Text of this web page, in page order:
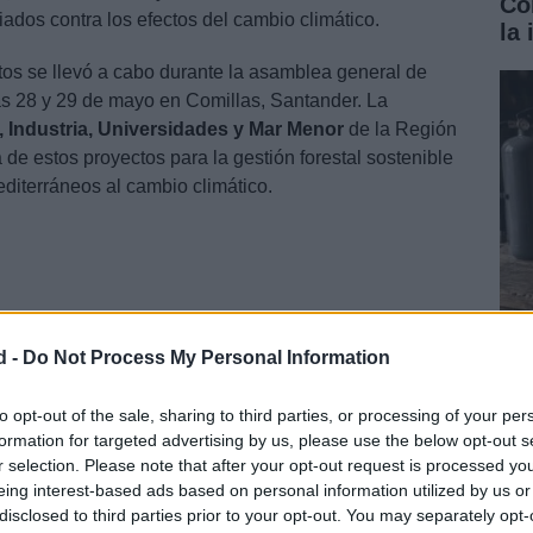
- Do Not Process My Personal Information
opt-out of the sale, sharing to third parties, or processing of your
for targeted advertising by us, please use the below opt-out
selection. Please note that after your opt-out request is processed
interest-based ads based on personal information utilized by us
to third parties prior to your opt-out. You may separately
contra los efectos del cambio climático.
se llevó a cabo durante la asamblea general de
28 y 29 de mayo en Comillas, Santander. La
Industria, Universidades y Mar Menor de la Región
estos proyectos para la gestión forestal sostenible
al cambio climático.
y valorizando la captura de
la